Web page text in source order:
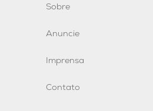
Sobre
Anuncie
Imprensa
Contato